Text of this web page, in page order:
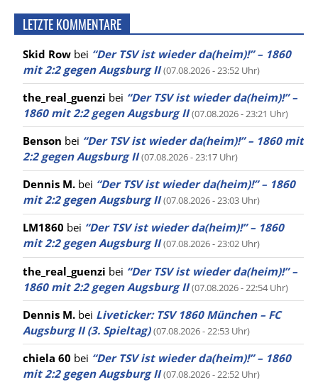
LETZTE KOMMENTARE
Skid Row bei “Der TSV ist wieder da(heim)!” – 1860
mit 2:2 gegen Augsburg II (07.08.2026 - 23:52 Uhr)
the_real_guenzi bei “Der TSV ist wieder da(heim)!” –
1860 mit 2:2 gegen Augsburg II (07.08.2026 - 23:21 Uhr)
Benson bei “Der TSV ist wieder da(heim)!” – 1860 mit
2:2 gegen Augsburg II (07.08.2026 - 23:17 Uhr)
Dennis M. bei “Der TSV ist wieder da(heim)!” – 1860
mit 2:2 gegen Augsburg II (07.08.2026 - 23:03 Uhr)
LM1860 bei “Der TSV ist wieder da(heim)!” – 1860
mit 2:2 gegen Augsburg II (07.08.2026 - 23:02 Uhr)
the_real_guenzi bei “Der TSV ist wieder da(heim)!” –
1860 mit 2:2 gegen Augsburg II (07.08.2026 - 22:54 Uhr)
Dennis M. bei Liveticker: TSV 1860 München – FC
Augsburg II (3. Spieltag) (07.08.2026 - 22:53 Uhr)
chiela 60 bei “Der TSV ist wieder da(heim)!” – 1860
mit 2:2 gegen Augsburg II (07.08.2026 - 22:52 Uhr)